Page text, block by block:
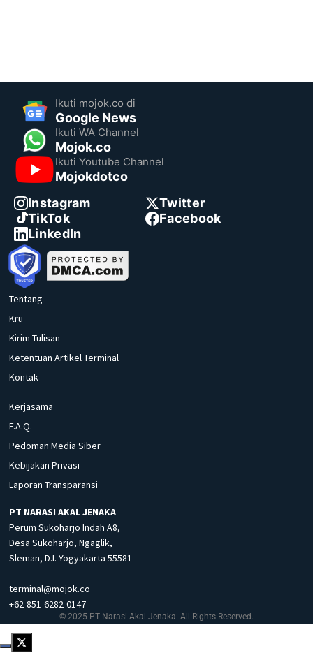
Ikuti mojok.co di
Google News
Ikuti WA Channel
Mojok.co
Ikuti Youtube Channel
Mojokdotco
Instagram
Twitter
TikTok
Facebook
LinkedIn
Tentang
Kru
Kirim Tulisan
Ketentuan Artikel Terminal
Kontak
Kerjasama
F.A.Q.
Pedoman Media Siber
Kebijakan Privasi
Laporan Transparansi
PT NARASI AKAL JENAKA
Perum Sukoharjo Indah A8,
Desa Sukoharjo, Ngaglik,
Sleman, D.I. Yogyakarta 55581
terminal@mojok.co
+62-851-6282-0147
© 2025 PT Narasi Akal Jenaka. All Rights Reserved.